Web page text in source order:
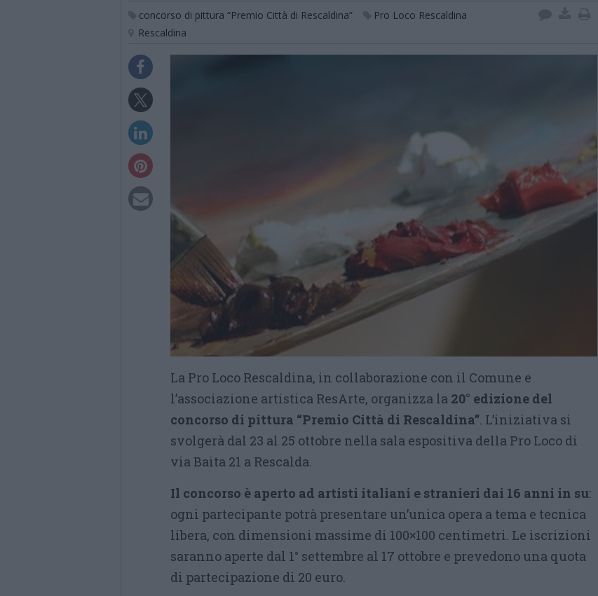
concorso di pittura “Premio Città di Rescaldina”
Pro Loco Rescaldina
Rescaldina
La Pro Loco Rescaldina, in collaborazione con il Comune e
l’associazione artistica ResArte, organizza la 20° edizione del
concorso di pittura “Premio Città di Rescaldina”. L’iniziativa si
svolgerà dal 23 al 25 ottobre nella sala espositiva della Pro Loco di
via Baita 21 a Rescalda.
Il concorso è aperto ad artisti italiani e stranieri dai 16 anni in su:
ogni partecipante potrà presentare un’unica opera a tema e tecnica
libera, con dimensioni massime di 100×100 centimetri. Le iscrizioni
saranno aperte dal 1° settembre al 17 ottobre e prevedono una quota
di partecipazione di 20 euro.